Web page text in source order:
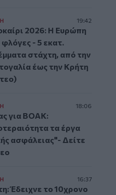
19:42
2026: Η Ευρώπη
φλόγες - 5 εκατ.
στάχτη, από την
έως την Κρήτη
18:06
για ΒΟΑΚ:
τα έργα
ασφάλειας"- Δείτε
16:37
Έδειχνε το 10χρονο